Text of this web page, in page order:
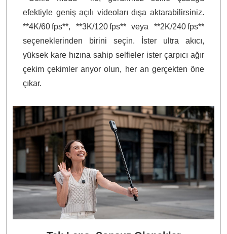
efektiyle geniş açılı videoları dışa aktarabilirsiniz.
**4K/60 fps**, **3K/120 fps** veya **2K/240 fps**
seçeneklerinden birini seçin. İster ultra akıcı,
yüksek kare hızına sahip selfieler ister çarpıcı ağır
çekim çekimler arıyor olun, her an gerçekten öne
çıkar.